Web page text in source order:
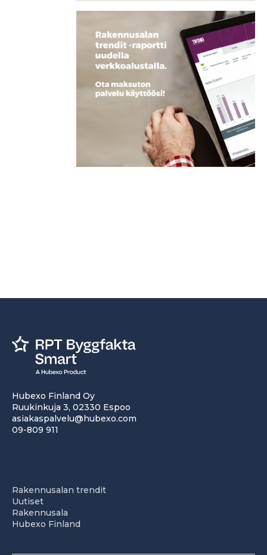
Hubexo Finland Oy
Ruukinkuja 3, 02330 Espoo
asiakaspalvelu@hubexo.com
09-809 911
Rakennusalan trendit
Uutiset
Rakennusala
Hubexo Finland